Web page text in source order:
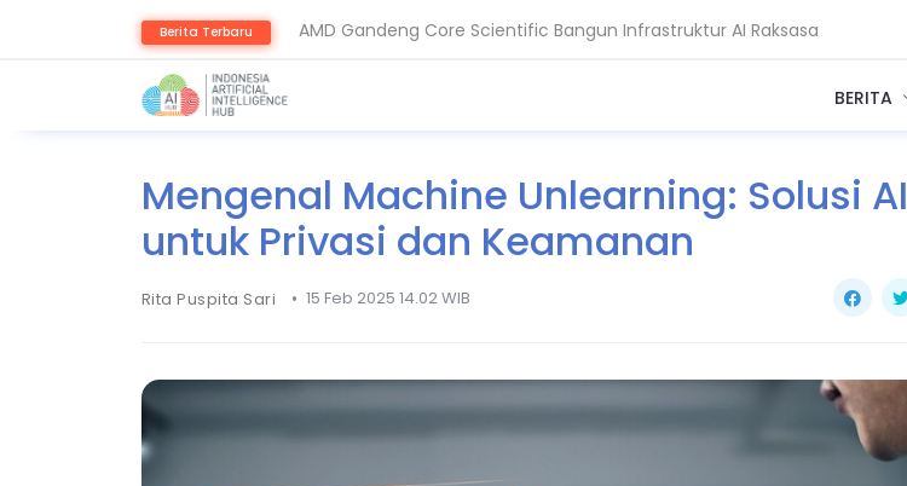
Berita Terbaru
BERITA
Mengenal Machine Unlearning: Solusi AI
untuk Privasi dan Keamanan
Rita Puspita Sari • 15 Feb 2025 14.02 WIB